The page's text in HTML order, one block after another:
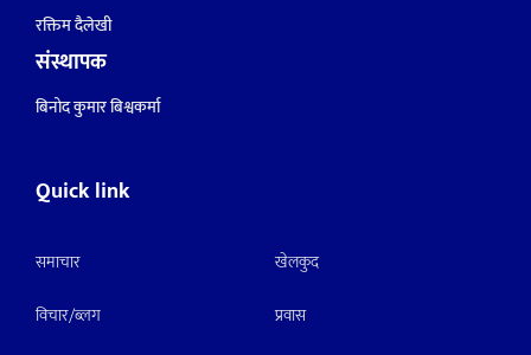
रक्तिम दैलेखी
संस्थापक
बिनोद कुमार बिश्वकर्मा
Quick link
समाचार
विचार/ब्लग
खेलकुद
प्रवास